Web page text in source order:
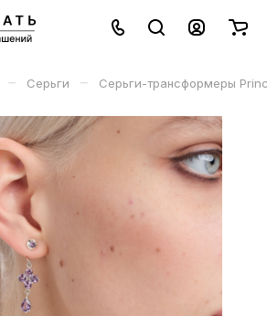
– Серьги – Серьги-трансформеры